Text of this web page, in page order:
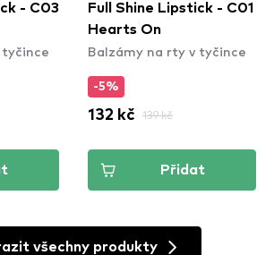
- C03
Full Shine Lipstick - C01
Hearts On
Balzámy na rty v tyčince
-5%
132 kč 139 kč
Přidat
všechny produkty